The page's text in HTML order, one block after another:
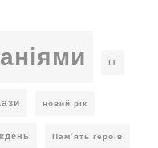
ІТ
новий рік
Пам’ять героїв